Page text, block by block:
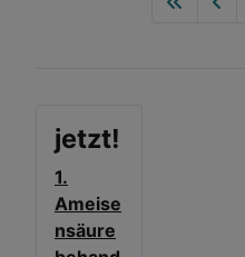
jetzt!
1.
Ameise
nsäure